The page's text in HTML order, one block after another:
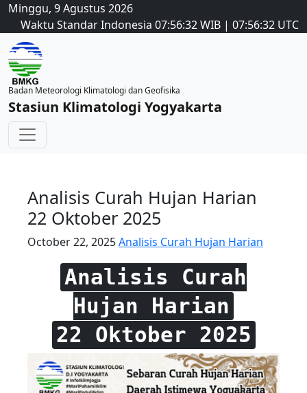
Minggu, 9 Agustus 2026
Waktu Standar Indonesia 07:56:32WIB | 07:56:32 UTC
Badan Meteorologi Klimatologi dan Geofisika
Stasiun Klimatologi Yogyakarta
Analisis Curah Hujan Harian
22 Oktober 2025
October 22, 2025Analisis Curah Hujan Harian
Analisis Curah
Hujan Harian
22 Oktober 2025